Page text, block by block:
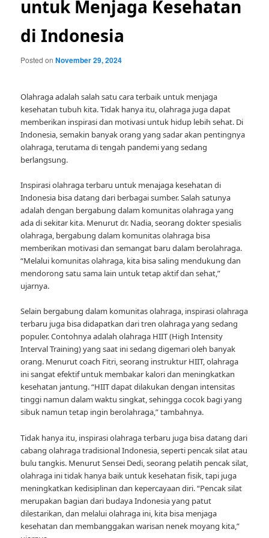
untuk Menjaga Kesehatan
di Indonesia
Posted onNovember 29, 2024
Olahraga adalah salah satu cara terbaik untuk menjaga
kesehatan tubuh kita. Tidak hanya itu, olahraga juga dapat
memberikan inspirasi dan motivasi untuk hidup lebih sehat. Di
Indonesia, semakin banyak orang yang sadar akan pentingnya
olahraga, terutama di tengah pandemi yang sedang
berlangsung.
Inspirasi olahraga terbaru untuk menajaga kesehatan di
Indonesia bisa datang dari berbagai sumber. Salah satunya
adalah dengan bergabung dalam komunitas olahraga yang
ada di sekitar kita. Menurut dr. Nadia, seorang dokter spesialis
olahraga, bergabung dalam komunitas olahraga bisa
memberikan motivasi dan semangat baru dalam berolahraga.
“Melalui komunitas olahraga, kita bisa saling mendukung dan
mendorong satu sama lain untuk tetap aktif dan sehat,”
ujarnya.
Selain bergabung dalam komunitas olahraga, inspirasi olahraga
terbaru juga bisa didapatkan dari tren olahraga yang sedang
populer. Contohnya adalah olahraga HIIT (High Intensity
Interval Training) yang saat ini sedang digemari oleh banyak
orang. Menurut coach Fitri, seorang instruktur HIIT, olahraga
ini sangat efektif untuk membakar kalori dan meningkatkan
kesehatan jantung. “HIIT dapat dilakukan dengan intensitas
tinggi namun dalam waktu singkat, sehingga cocok bagi yang
sibuk namun tetap ingin berolahraga,” tambahnya.
Tidak hanya itu, inspirasi olahraga terbaru juga bisa datang dari
cabang olahraga tradisional Indonesia, seperti pencak silat atau
bulu tangkis. Menurut Sensei Dedi, seorang pelatih pencak silat,
olahraga ini tidak hanya baik untuk kesehatan fisik, tapi juga
meningkatkan kedisiplinan dan kepercayaan diri. “Pencak silat
merupakan bagian dari budaya Indonesia yang patut
dilestarikan, dan melalui olahraga ini, kita bisa menjaga
kesehatan dan membanggakan warisan nenek moyang kita,”